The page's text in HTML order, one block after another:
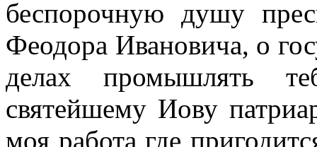
беспорочную душу
Феодора Ивановича, о
делах промышлять
святейшему Иову
моя работа где